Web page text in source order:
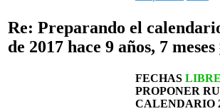
Re: Preparando el
de 2017 hace 9 años, 7 meses
FECHAS
PROPONER
CALENDARIO